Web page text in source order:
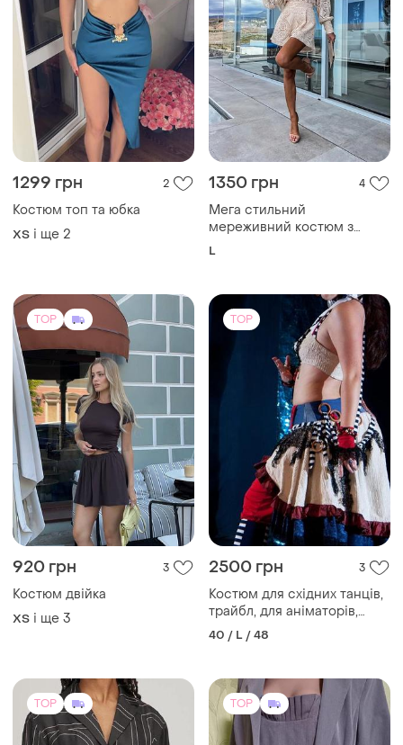
1299 грн 2
Костюм топ та юбка
ХS і ще 2
1350 грн 4
Мега стильний
мереживний костюм з
шортами
L
TOP
920 грн 3
Костюм двійка
ХS і ще 3
TOP
2500 грн 3
Костюм для східних танців,
трайбл, для аніматорів,
карнавальний, в театр
40 / L / 48
TOP TOP